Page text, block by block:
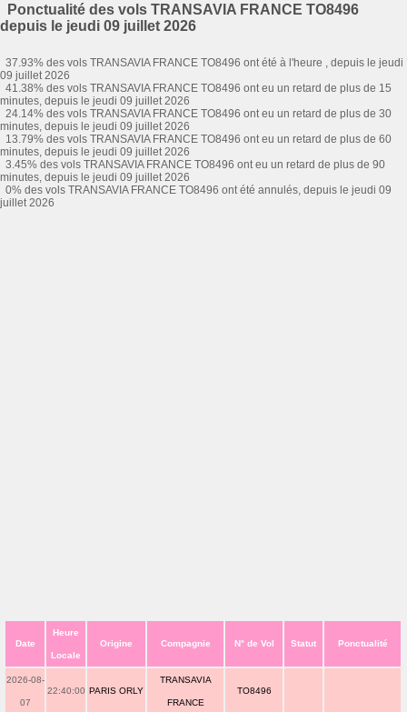
Ponctualité des vols TRANSAVIA FRANCE TO8496
depuis le jeudi 09 juillet 2026
37.93% des vols TRANSAVIA FRANCE TO8496 ont été à l'heure , depuis le jeudi
09 juillet 2026
41.38% des vols TRANSAVIA FRANCE TO8496 ont eu un retard de plus de 15
minutes, depuis le jeudi 09 juillet 2026
24.14% des vols TRANSAVIA FRANCE TO8496 ont eu un retard de plus de 30
minutes, depuis le jeudi 09 juillet 2026
13.79% des vols TRANSAVIA FRANCE TO8496 ont eu un retard de plus de 60
minutes, depuis le jeudi 09 juillet 2026
3.45% des vols TRANSAVIA FRANCE TO8496 ont eu un retard de plus de 90
minutes, depuis le jeudi 09 juillet 2026
0% des vols TRANSAVIA FRANCE TO8496 ont été annulés, depuis le jeudi 09
juillet 2026
Date
Heure
Locale
Origine Compagnie N° de Vol Statut Ponctualité
2026-08-
07
22:40:00 PARIS ORLY
TRANSAVIA
FRANCE
TO8496